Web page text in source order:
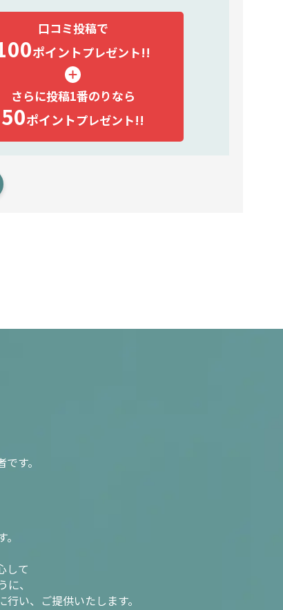
口コミ投稿で
ポイントプレゼント!!
さらに投稿1番のりなら
50ポイントプレゼント!!
す。
して
、
い、ご提供いたします。